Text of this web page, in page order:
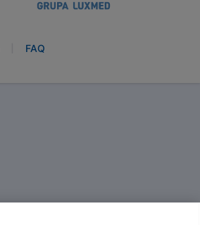
FAQ